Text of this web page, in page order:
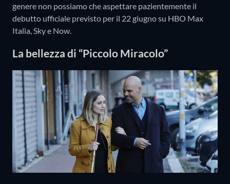
genere non possiamo che aspettare pazientemente il
debutto ufficiale previsto per il 22 giugno su HBO Max
Italia, Sky e Now.
La bellezza di “Piccolo Miracolo”